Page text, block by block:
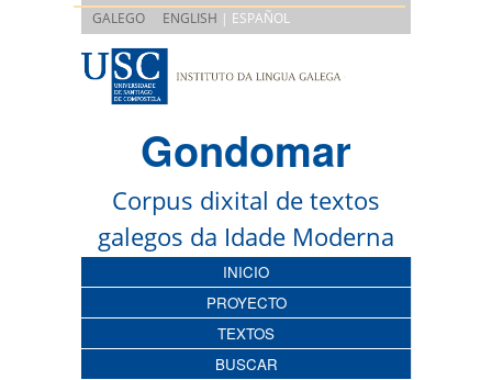
GALEGO ENGLISH | ESPAÑOL
Gondomar
Corpus dixital de textos
galegos da Idade Moderna
INICIO
PROYECTO
TEXTOS
BUSCAR